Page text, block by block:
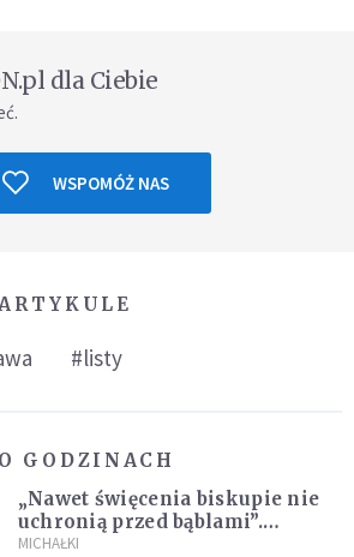
dla Ciebie
WSPOMÓŻ NAS
#listy
GODZINACH
„Nawet święcenia biskupie nie
uchronią przed bąblami”.
Archidiecezja pokazała
MICHAŁKI